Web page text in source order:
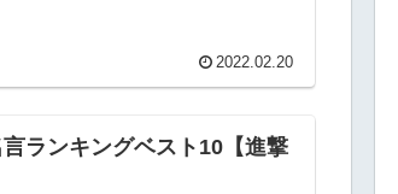
2022.02.20
ランキングベスト10【進撃